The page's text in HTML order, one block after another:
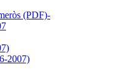
(PDF)-
2007)